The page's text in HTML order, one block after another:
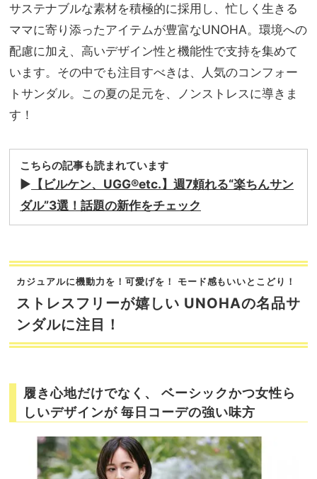
サステナブルな素材を積極的に採用し、忙しく生きる
ママに寄り添ったアイテムが豊富なUNOHA。環境への
配慮に加え、高いデザイン性と機能性で支持を集めて
います。その中でも注目すべきは、人気のコンフォー
トサンダル。この夏の足元を、ノンストレスに導きま
す！
こちらの記事も読まれています
▶︎ 【ビルケン、UGG®etc.】週7頼れる“楽ちんサン
ダル”3選！話題の新作をチェック
カジュアルに機動力を！可愛げを！ モード感もいいとこどり！
ストレスフリーが嬉しい UNOHAの名品サ
ンダルに注目！
履き心地だけでなく、 ベーシックかつ女性ら
しいデザインが 毎日コーデの強い味方